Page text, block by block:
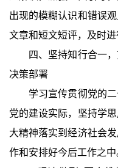
出现的模糊认识和错误
文章和短文短评，及时进
四、坚持知行合一，
决策部署
学习宣传贯彻党的二
党的建设实际，坚持学
大精神落实到经济社会
作和安排好今后工作之中